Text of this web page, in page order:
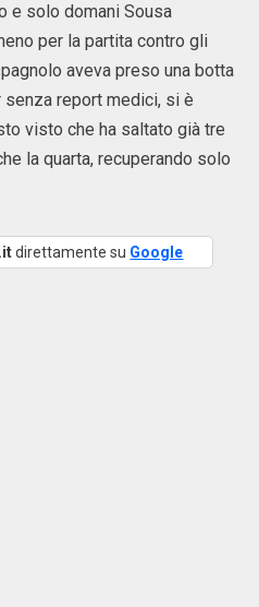
e solo domani Sousa
per la partita contro gli
aveva preso una botta
senza report medici, si è
visto che ha saltato già tre
la quarta, recuperando solo
direttamente su Google